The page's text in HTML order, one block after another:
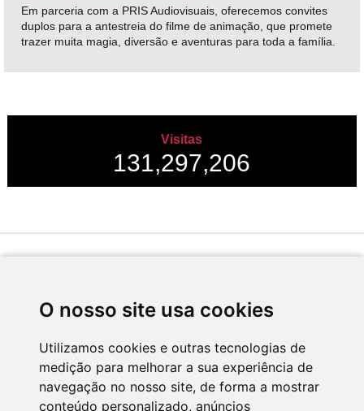
O nosso site usa cookies
Utilizamos cookies e outras tecnologias de
medição para melhorar a sua experiência de
navegação no nosso site, de forma a mostrar
conteúdo personalizado, anúncios
Em parceria com a PRIS Audiovisuais, oferecemos convites
duplos para a antestreia do filme de animação, que promete
trazer muita magia, diversão e aventuras para toda a família.
Visitas
131,297,206